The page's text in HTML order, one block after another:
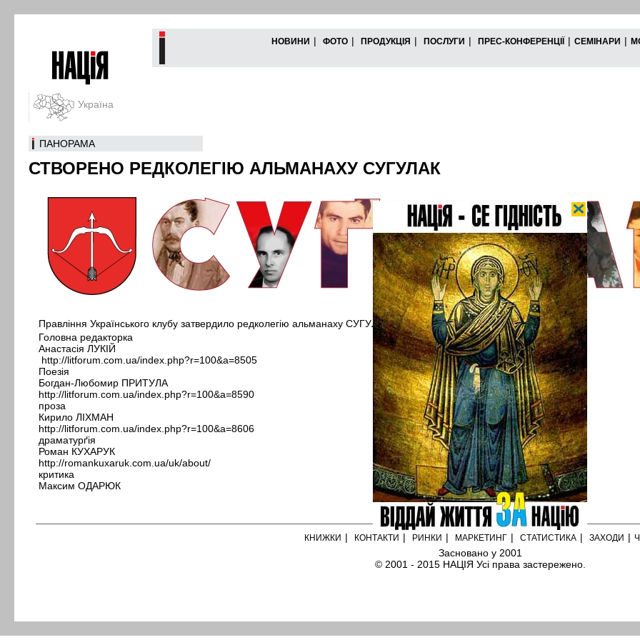
НОВИНИ | ФОТО | ПРОДУКЦІЯ | ПОСЛУГИ | ПРЕС-КОНФЕРЕНЦІЇ | СЕМІНАРИ |
Україна
ПАНОРАМА
СТВОРЕНО РЕДКОЛЕГІЮ АЛЬМАНАХУ СУГУЛАК
Правління Українського клубу затвердило редколегію альманаху СУГУЛАК.
Головна редакторка
Анастасія ЛУКІЙ
http://litforum.com.ua/index.php?r=100&a=8505
Поезія
Богдан-Любомир ПРИТУЛА
http://litforum.com.ua/index.php?r=100&a=8590
проза
Кирило ЛІХМАН
http://litforum.com.ua/index.php?r=100&a=8606
драматурґія
Роман КУХАРУК
http://romankuxaruk.com.ua/uk/about/
критика
Максим ОДАРЮК
КНИЖКИ | КОНТАКТИ | РИНКИ | МАРКЕТИНГ | СТАТИСТИКА | ЗАХОДИ |
Засновано у 2001
© 2001 - 2015 НАЦІЯ Усі права застережено.